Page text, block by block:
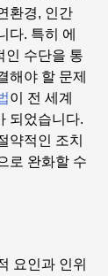
환경, 인간
다. 특히 에
인 수단을 통
해야 할 문제
이 전 세계
되었습니다.
약적인 조치
로 완화할 수
요인과 인위